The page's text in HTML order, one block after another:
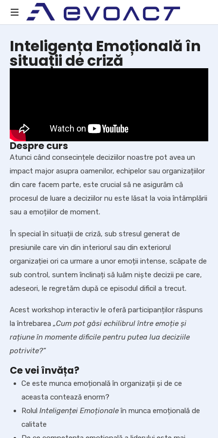
Evolution
Inteligența Emoțională în
situații de criză
Despre curs
Atunci când consecințele deciziilor noastre pot avea un
impact major asupra oamenilor, echipelor sau organizațiilor
din care facem parte, este crucial să ne asigurăm că
procesul de luare a deciziilor nu este lăsat la voia întâmplării
sau a emoțiilor de moment.
În special în situații de criză, sub stresul generat de
presiunile care vin din interiorul sau din exteriorul
organizației ori ca urmare a unor emoții intense, scăpate de
sub control, suntem înclinați să luăm niște decizii pe care,
adeseori, le regretăm după ce episodul dificil a trecut.
Acest workshop interactiv le oferă participanților răspuns
la întrebarea „Cum pot găsi echilibrul între emoție și
rațiune în momente dificile pentru putea lua deciziile
potrivite?”
Ce vei învăța?
Ce este munca emoțională în organizații și de ce
aceasta contează enorm?
Rolul Inteligenței Emoționaleîn munca emoțională de
calitate